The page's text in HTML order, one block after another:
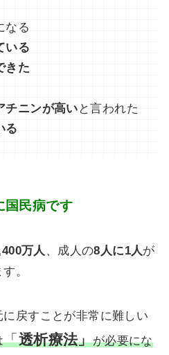
なる
いる
きた
チニンが高い と言われた
る
国民病です
万人 、成人の8人に1人が
。
戻すことが非常に難しい
「透析療法」が必要にな